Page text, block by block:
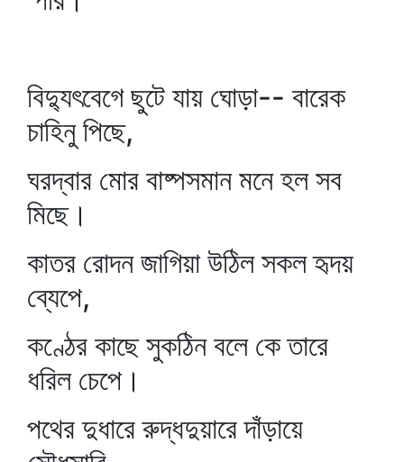
বিদ্যুৎবেগে ছুটে যায় ঘোড়া-- বারেক
চাহিনু পিছে,
ঘরদ্বার মোর বাষ্পসমান মনে হল সব
মিছে।
কাতর রোদন জাগিয়া উঠিল সকল হৃদয়
ব্যেপে,
কণ্ঠের কাছে সুকঠিন বলে কে তারে
ধরিল চেপে।
পথের দুধারে রুদ্ধদুয়ারে দাঁড়ায়ে